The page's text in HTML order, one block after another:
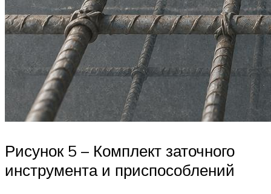
Рисунок 5 – Комплект заточного
инструмента и приспособлений